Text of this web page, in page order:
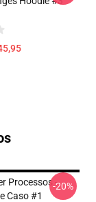
Processos -
Caso #1
-20%